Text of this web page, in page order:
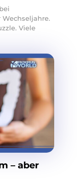
Viele
– aber